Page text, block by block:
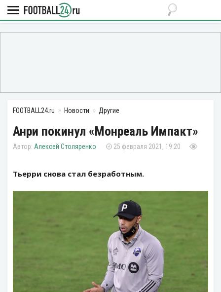
FOOTBALL24.ru Новости Другие
Анри покинул «Монреаль Импакт»
Алексей Столяренко 25 февраля 2021, 19:20
Тьерри снова стал безработным.